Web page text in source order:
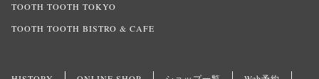
TOOTH TOOTH TOKYO
TOOTH TOOTH BISTRO & CAFE